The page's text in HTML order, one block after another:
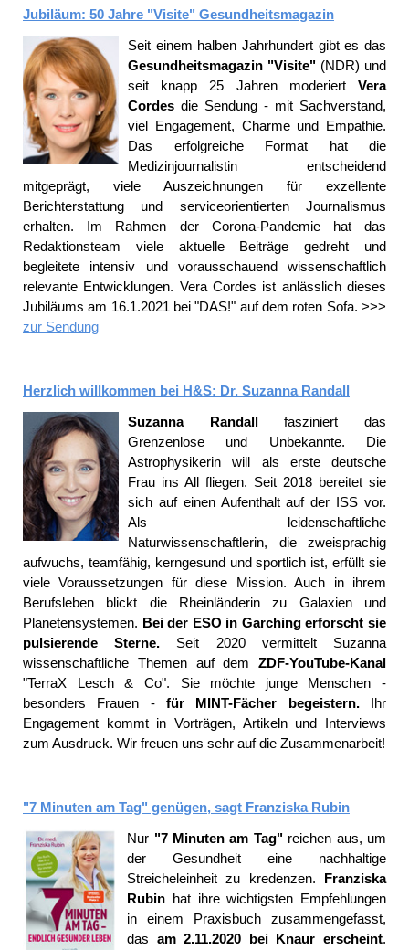
Jubiläum: 50 Jahre "Visite" Gesundheitsmagazin
Seit einem halben Jahrhundert gibt es das
Gesundheitsmagazin "Visite" (NDR) und
seit knapp 25 Jahren moderiert Vera
Cordes die Sendung - mit Sachverstand,
viel Engagement, Charme und Empathie.
Das erfolgreiche Format hat die
Medizinjournalistin entscheidend
mitgeprägt, viele Auszeichnungen für exzellente
Berichterstattung und serviceorientierten Journalismus
erhalten. Im Rahmen der Corona-Pandemie hat das
Redaktionsteam viele aktuelle Beiträge gedreht und
begleitete intensiv und vorausschauend wissenschaftlich
relevante Entwicklungen. Vera Cordes ist anlässlich dieses
Jubiläums am 16.1.2021 bei "DAS!" auf dem roten Sofa. >>>
zur Sendung
Herzlich willkommen bei H&S: Dr. Suzanna Randall
Suzanna Randallfasziniert das
Grenzenlose und Unbekannte. Die
Astrophysikerin will als erste deutsche
Frau ins All fliegen. Seit 2018 bereitet sie
sich auf einen Aufenthalt auf der ISS vor.
Als leidenschaftliche
Naturwissenschaftlerin, die zweisprachig
aufwuchs, teamfähig, kerngesund und sportlich ist, erfüllt sie
viele Voraussetzungen für diese Mission. Auch in ihrem
Berufsleben blickt die Rheinländerin zu Galaxien und
Planetensystemen. Bei der ESO in Garching erforscht sie
pulsierende Sterne. Seit 2020 vermittelt Suzanna
wissenschaftliche Themen auf dem ZDF-YouTube-Kanal
"TerraX Lesch & Co". Sie möchte junge Menschen -
besonders Frauen - für MINT-Fächer begeistern.Ihr
Engagement kommt in Vorträgen, Artikeln und Interviews
zum Ausdruck. Wir freuen uns sehr auf die Zusammenarbeit!
"7 Minuten am Tag" genügen, sagt Franziska Rubin
Nur "7 Minuten am Tag"reichen aus, um
der Gesundheit eine nachhaltige
Streicheleinheit zu kredenzen. Franziska
Rubin hat ihre wichtigsten Empfehlungen
in einem Praxisbuch zusammengefasst,
das am 2.11.2020 bei Knaur erscheint.